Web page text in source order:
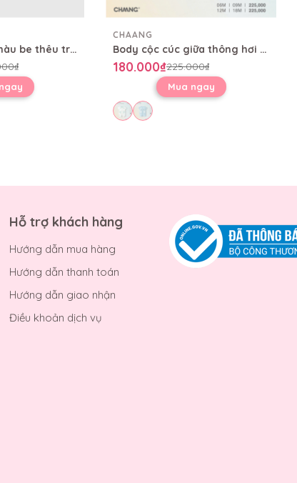
Bộ liền dài tất màu be thêu trang trí
CHAANG
Body cộc cúc giữa thông hơi Wild
180.000₫225.000₫
Mua ngay
Hỗ trợ khách hàng
Hướng dẫn mua hàng
Hướng dẫn thanh toán
Hướng dẫn giao nhận
Điều khoản dịch vụ